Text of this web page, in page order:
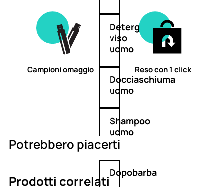
Detergente
viso
uomo
Docciaschiuma
uomo
Shampoo
uomo
Dopobarba
Campioni omaggio Reso con 1 click
Potrebbero piacerti
Prodotti correlati